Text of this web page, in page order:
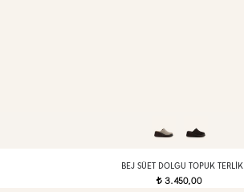
BEJ SÜET DOLGU TOPUK TERLIK
t3.450,00